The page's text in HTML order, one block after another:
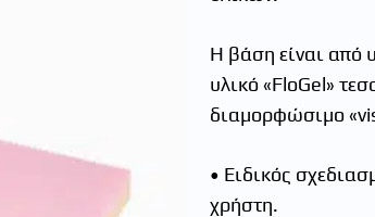
Η βάση είναι από
υλικό «FloGel»
διαµορφώσιµο
• Ειδικός
χρήστη.